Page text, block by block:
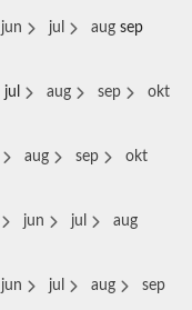
jun jul aug sep
jul aug sep
okt
aug sep
okt
jun jul
aug
jun jul aug
sep